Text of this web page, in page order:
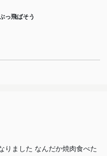
っ飛ばそう
りました なんだか焼肉食べた